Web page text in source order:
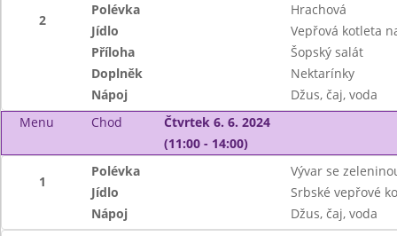
2
Polévka
Hrachová
Jídlo
Vepřová kotleta
Příloha
Šopský salát
Doplněk
Nektarínky
Nápoj
Džus, čaj, voda
Menu
Chod
Čtvrtek 6. 6. 2024
(11:00 - 14:00)
1
Polévka
Vývar se
Jídlo
Srbské vepřové
Nápoj
Džus, čaj, voda